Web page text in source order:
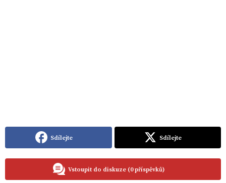
Sdílejte Sdílejte
Vstoupit do diskuze (0 příspěvků)